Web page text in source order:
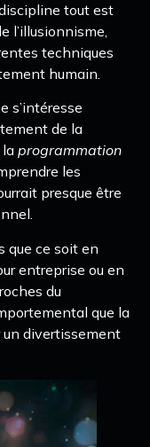
tout est
l’illusionnisme,
techniques
humain.
s’intéresse
de la
la programmation
les
presque être
que ce soit en
entreprise ou en
du
que la
un divertissement